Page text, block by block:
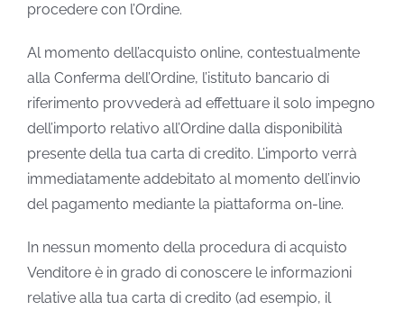
procedere con l’Ordine.
Al momento dell’acquisto online, contestualmente
alla Conferma dell’Ordine, l’istituto bancario di
riferimento provvederà ad effettuare il solo impegno
dell’importo relativo all’Ordine dalla disponibilità
presente della tua carta di credito. L’importo verrà
immediatamente addebitato al momento dell’invio
del pagamento mediante la piattaforma on-line.
In nessun momento della procedura di acquisto
Venditore è in grado di conoscere le informazioni
relative alla tua carta di credito (ad esempio, il